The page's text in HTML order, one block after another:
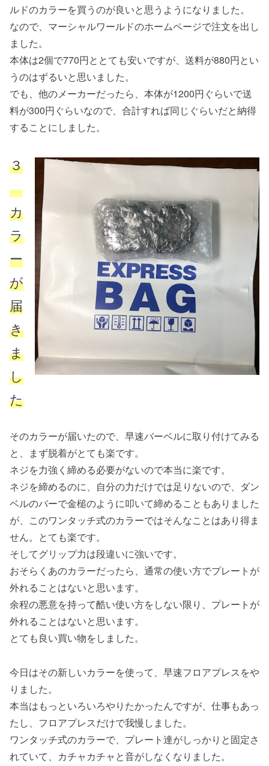
ルドのカラーを買うのが良いと思うようになりました。
なので、マーシャルワールドのホームページで注文を出し
ました。
本体は2個で770円ととても安いですが、送料が880円とい
うのはずるいと思いました。
でも、他のメーカーだったら、本体が1200円ぐらいで送
料が300円ぐらいなので、合計すれば同じぐらいだと納得
することにしました。
３
カ
ラ
ー
が
届
き
ま
し
た
そのカラーが届いたので、早速バーベルに取り付けてみる
と、まず脱着がとても楽です。
ネジを力強く締める必要がないので本当に楽です。
ネジを締めるのに、自分の力だけでは足りないので、ダン
ベルのバーで金槌のように叩いて締めることもありました
が、このワンタッチ式のカラーではそんなことはあり得ま
せん。とても楽です。
そしてグリップ力は段違いに強いです。
おそらくあのカラーだったら、通常の使い方でプレートが
外れることはないと思います。
余程の悪意を持って酷い使い方をしない限り、プレートが
外れることはないと思います。
とても良い買い物をしました。
今日はその新しいカラーを使って、早速フロアプレスをや
りました。
本当はもっといろいろやりたかったんですが、仕事もあっ
たし、フロアプレスだけで我慢しました。
ワンタッチ式のカラーで、プレート達がしっかりと固定さ
れていて、カチャカチャと音がしなくなりました。